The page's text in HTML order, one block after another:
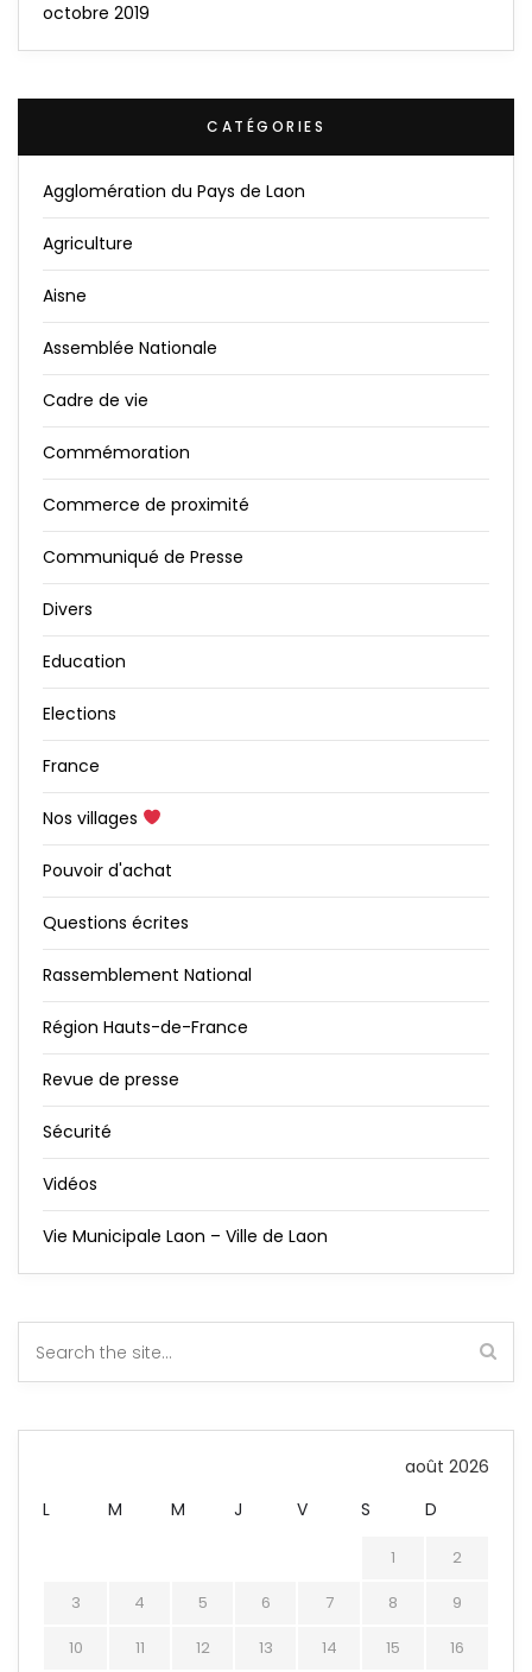
octobre 2019
CATÉGORIES
Agglomération du Pays de Laon
Agriculture
Aisne
Assemblée Nationale
Cadre de vie
Commémoration
Commerce de proximité
Communiqué de Presse
Divers
Education
Elections
France
Nos villages
Pouvoir d'achat
Questions écrites
Rassemblement National
Région Hauts-de-France
Revue de presse
Sécurité
Vidéos
Vie Municipale Laon – Ville de Laon
août 2026
L
M M J V S D
1
2
3
4 5 6 7 8
9
10
11 12 13 14 15 16